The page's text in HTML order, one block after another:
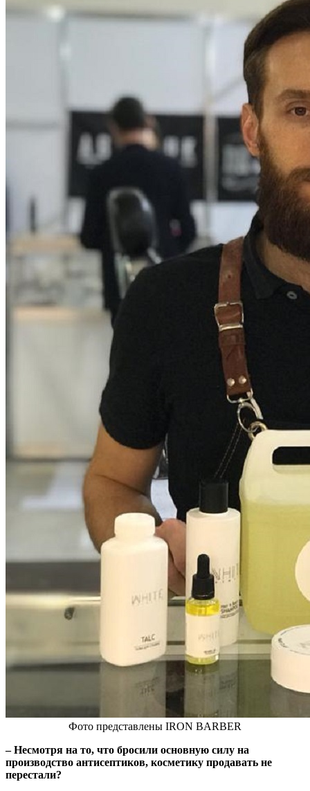
Фото представлены IRON BARBER
– Несмотря на то, что бросили основную силу на
производство антисептиков, косметику продавать не
перестали?